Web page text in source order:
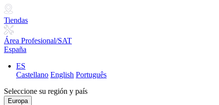
Tiendas
Área Profesional/SAT
España
ES
Castellano English Português
Seleccione su región y país
Europa